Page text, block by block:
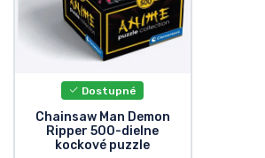
Dostupné
Chainsaw Man Demon
Ripper 500-dielne
kockové puzzle
Typy výrobkov
Značky